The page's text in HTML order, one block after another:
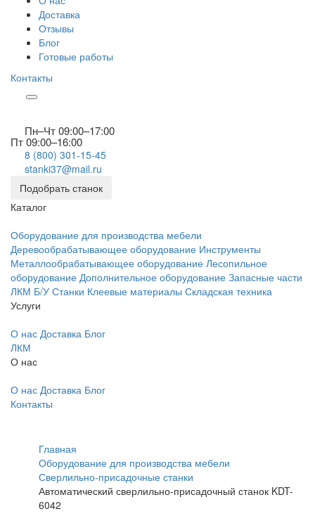
Доставка
Отзывы
Блог
Готовые работы
Контакты
Пн–Чт 09:00–17:00
Пт 09:00–16:00
8 (800) 301-15-45
stanki37@mail.ru
Подобрать станок
Каталог
Оборудование для производства мебели
Деревообрабатывающее оборудование Инструменты
Металлообрабатывающее оборудование Лесопильное
оборудование Дополнительное оборудование Запасные части
ЛКМ Б/У Станки Клеевые материалы Складская техника
Услуги
О нас Доставка Блог
ЛКМ
О нас
О нас Доставка Блог
Контакты
Главная
Оборудование для производства мебели
Сверлильно-присадочные станки
Автоматический сверлильно-присадочный станок KDT-
6042